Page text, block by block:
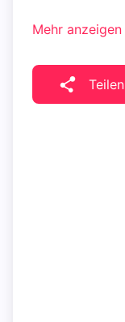
Mehr anzeigen
Teilen